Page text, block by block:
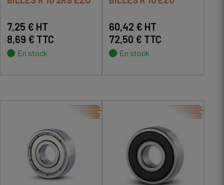
7,25 € HT
8,69 € TTC
En stock
60,42 € HT
72,50 € TTC
En stock